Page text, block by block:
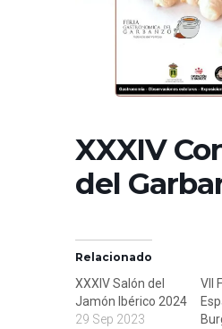
XXXIV
del
Relacionado
XXXIV Salón del
Jamón Ibérico 2024
29 Sep 2023
VII